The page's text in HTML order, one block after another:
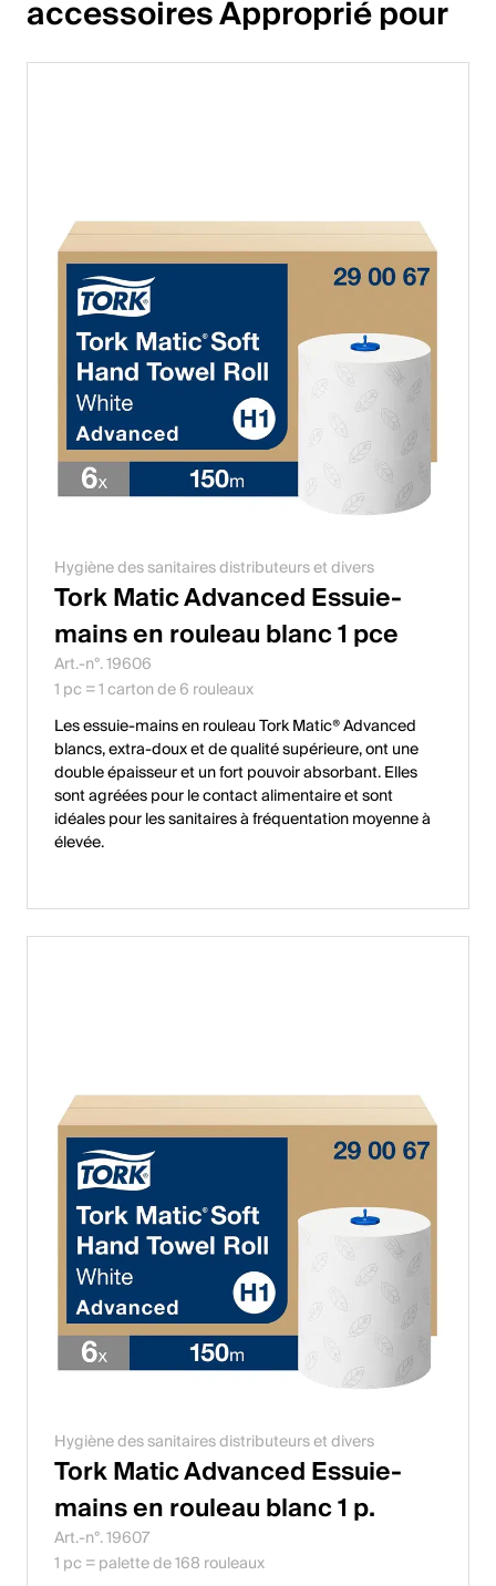
accessoires Approprié pour
Hygiène des sanitaires distributeurs et divers
Tork Matic Advanced Essuie-
mains en rouleau blanc 1 pce
Art.-n°. 19606
1 pc = 1 carton de 6 rouleaux
Les essuie-mains en rouleau Tork Matic® Advanced
blancs, extra-doux et de qualité supérieure, ont une
double épaisseur et un fort pouvoir absorbant. Elles
sont agréées pour le contact alimentaire et sont
idéales pour les sanitaires à fréquentation moyenne à
élevée.
Hygiène des sanitaires distributeurs et divers
Tork Matic Advanced Essuie-
mains en rouleau blanc 1 p.
Art.-n°. 19607
1 pc = palette de 168 rouleaux